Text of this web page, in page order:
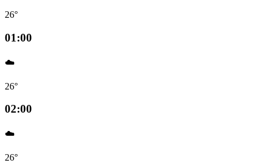
26°
01:00
☁️
26°
02:00
☁️
26°